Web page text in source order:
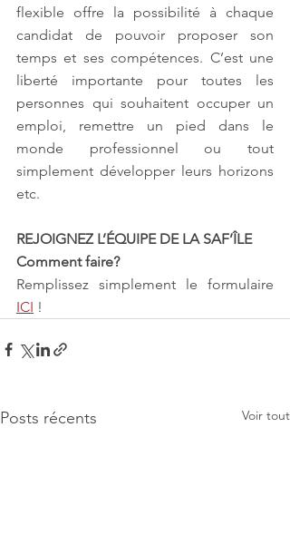
flexible offre la possibilité à chaque
candidat de pouvoir proposer son
temps et ses compétences. C’est une
liberté importante pour toutes les
personnes qui souhaitent occuper un
emploi, remettre un pied dans le
monde professionnel ou tout
simplement développer leurs horizons
etc.
REJOIGNEZ L’ÉQUIPE DE LA SAF’ÎLE
Comment faire?
ICI !
Posts récents Voir tout